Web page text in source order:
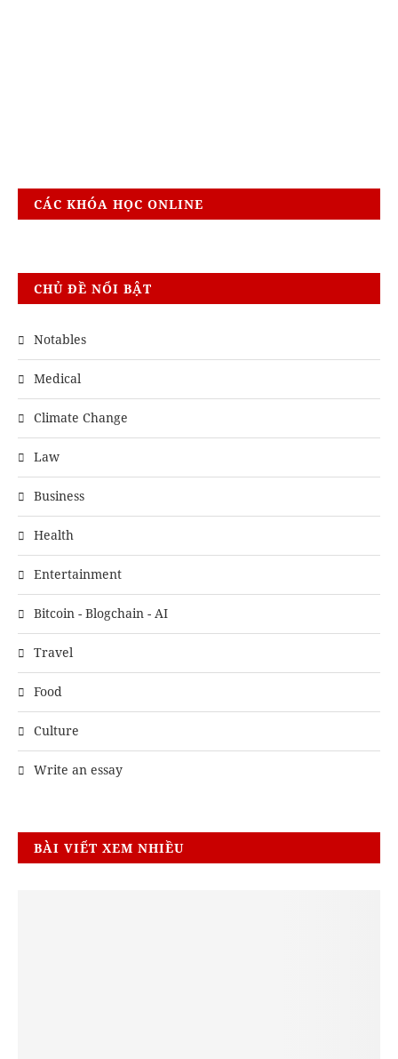
CÁC KHÓA HỌC ONLINE
CHỦ ĐỀ NỔI BẬT
Notables
Medical
Climate Change
Law
Business
Health
Entertainment
Bitcoin - Blogchain - AI
Travel
Food
Culture
Write an essay
BÀI VIẾT XEM NHIỀU